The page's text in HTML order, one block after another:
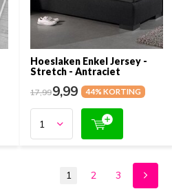
Hoeslaken Enkel Jersey -
Stretch - Antraciet
17,999,99 44% KORTING
1 2 3